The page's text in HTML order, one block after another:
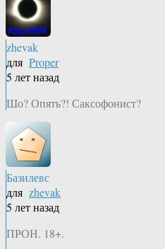
zhevak
для Proper
5 лет назад
Шо? Опять?! Саксофонист?
Базилевс
для zhevak
5 лет назад
ПРОН. 18+.